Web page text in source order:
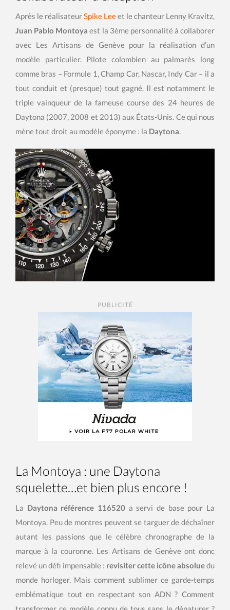
Après le réalisateurSpike Leeet le chanteur Lenny Kravitz,
Juan Pablo Montoya est la 3ème personnalité à collaborer
avec Les Artisans de Genève pour la réalisation d’un
modèle particulier. Pilote colombien au palmarès long
comme bras – Formule 1, Champ Car, Nascar, Indy Car – il a
tout conduit et (presque) tout gagné. Il est notamment le
triple vainqueur de la fameuse course des 24 heures de
Daytona (2007, 2008 et 2013) aux États-Unis. Ce qui nous
mène tout droit au modèle éponyme : la Daytona.
PUBLICITÉ
La Montoya : une Daytona
squelette…et bien plus encore !
La Daytona référence 116520 a servi de base pour La
Montoya. Peu de montres peuvent se targuer de déchaîner
autant les passions que le célèbre chronographe de la
marque à la couronne. Les Artisans de Genève ont donc
relevé un défi impensable : revisiter cette icône absoluedu
monde horloger. Mais comment sublimer ce garde-temps
emblématique tout en respectant son ADN ? Comment